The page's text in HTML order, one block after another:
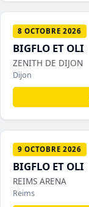
8 OCTOBRE 2026
BIGFLO ET OLI
ZENITH DE DIJON
Dijon
9 OCTOBRE 2026
BIGFLO ET OLI
REIMS ARENA
Reims